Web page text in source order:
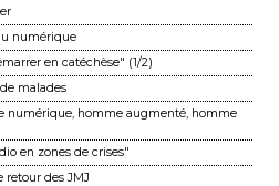
numérique
en catéchèse" (1/2)
malades
numérique, homme augmenté, homme
en zones de crises"
retour des JMJ